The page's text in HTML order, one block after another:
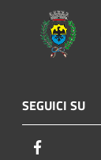
SEGUICI SU